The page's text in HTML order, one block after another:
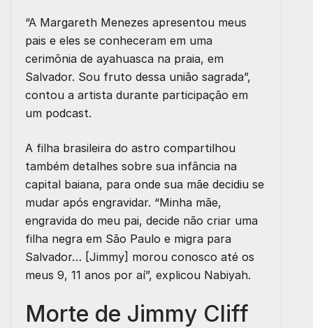
“A Margareth Menezes apresentou meus
pais e eles se conheceram em uma
cerimônia de ayahuasca na praia, em
Salvador. Sou fruto dessa união sagrada”,
contou a artista durante participação em
um podcast.
A filha brasileira do astro compartilhou
também detalhes sobre sua infância na
capital baiana, para onde sua mãe decidiu se
mudar após engravidar. “Minha mãe,
engravida do meu pai, decide não criar uma
filha negra em São Paulo e migra para
Salvador… [Jimmy] morou conosco até os
meus 9, 11 anos por aí”, explicou Nabiyah.
Morte de Jimmy Cliff